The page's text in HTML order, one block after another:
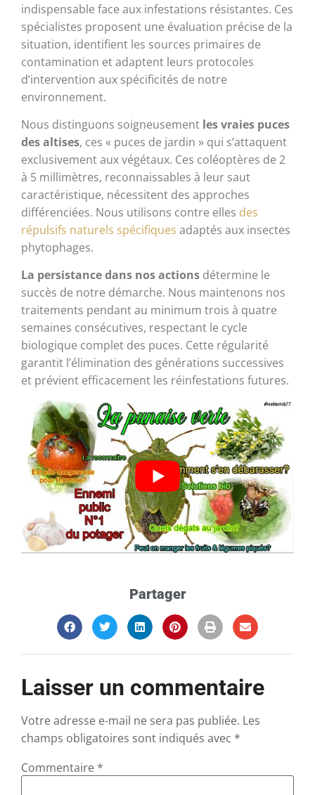
indispensable face aux infestations résistantes. Ces
spécialistes proposent une évaluation précise de la
situation, identifient les sources primaires de
contamination et adaptent leurs protocoles
d’intervention aux spécificités de notre
environnement.
Nous distinguons soigneusement les vraies puces
des altises, ces « puces de jardin » qui s’attaquent
exclusivement aux végétaux. Ces coléoptères de 2
à 5 millimètres, reconnaissables à leur saut
caractéristique, nécessitent des approches
différenciées. Nous utilisons contre elles des
répulsifs naturels spécifiques adaptés aux insectes
phytophages.
La persistance dans nos actions détermine le
succès de notre démarche. Nous maintenons nos
traitements pendant au minimum trois à quatre
semaines consécutives, respectant le cycle
biologique complet des puces. Cette régularité
garantit l’élimination des générations successives
et prévient efficacement les réinfestations futures.
Partager
Laisser un commentaire
Votre adresse e-mail ne sera pas publiée. Les
champs obligatoires sont indiqués avec *
Commentaire *